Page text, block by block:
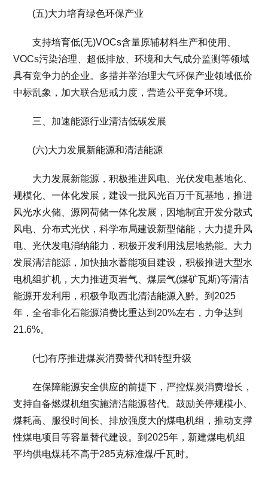
(五)大力培育绿色环保产业
支持培育低(无)VOCs含量原辅材料生产和使用、
VOCs污染治理、超低排放、环境和大气成分监测等领域
具有竞争力的企业。多措并举治理大气环保产业领域低价
中标乱象，加大联合惩戒力度，营造公平竞争环境。
三、加速能源行业清洁低碳发展
(六)大力发展新能源和清洁能源
大力发展新能源，积极推进风电、光伏发电基地化、
规模化、一体化发展，建设一批风光百万千瓦基地，推进
风光水火储、源网荷储一体化发展，因地制宜开发分散式
风电、分布式光伏，科学布局建设新型储能，大力提升风
电、光伏发电消纳能力，积极开发利用浅层地热能。大力
发展清洁能源，加快抽水蓄能项目建设，积极推进大型水
电机组扩机，大力推进页岩气、煤层气(煤矿瓦斯)等清洁
能源开发利用，积极争取西北清洁能源入黔。到2025
年，全省非化石能源消费比重达到20%左右，力争达到
21.6%。
(七)有序推进煤炭消费替代和转型升级
在保障能源安全供应的前提下，严控煤炭消费增长，
支持自备燃煤机组实施清洁能源替代。鼓励关停规模小、
煤耗高、服役时间长、排放强度大的煤电机组，推动支撑
性煤电项目等容量替代建设。到2025年，新建煤电机组
平均供电煤耗不高于285克标准煤/千瓦时。